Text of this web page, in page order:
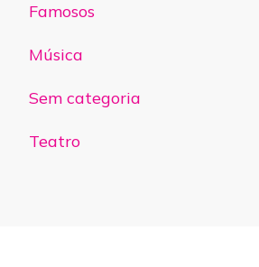
Famosos
Música
Sem categoria
Teatro